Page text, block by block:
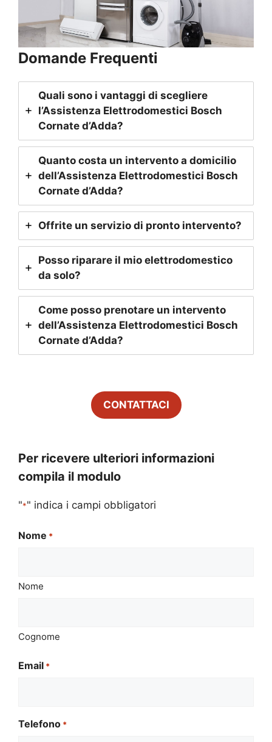
Domande Frequenti
Quali sono i vantaggi di scegliere
l’Assistenza Elettrodomestici Bosch
Cornate d’Adda?
Quanto costa un intervento a domicilio
dell’Assistenza Elettrodomestici Bosch
Cornate d’Adda?
Offrite un servizio di pronto intervento?
Posso riparare il mio elettrodomestico
da solo?
Come posso prenotare un intervento
dell’Assistenza Elettrodomestici Bosch
Cornate d’Adda?
CONTATTACI
Per ricevere ulteriori informazioni
compila il modulo
"*" indica i campi obbligatori
Nome *
Nome
Cognome
Email *
Telefono *